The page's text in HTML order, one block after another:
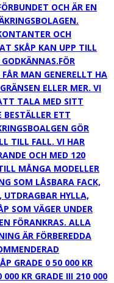
OCH ÄR EN
OCH
SKÅP KAN UPP TILL
MAN GENERELLT HA
ELLER MER. VI
TALA MED SITT
BESTÄLLER ETT
GÖR
TILL FALL. VI HAR
OCH MED 120
MÅNGA MODELLER
SOM LÅSBARA FACK,
HYLLA,
SOM VÄGER UNDER
FÖRANKRAS. ALLA
ÄR FÖRBEREDDA
GRADE 0 50 000 KR
000 KR GRADE III 210 000